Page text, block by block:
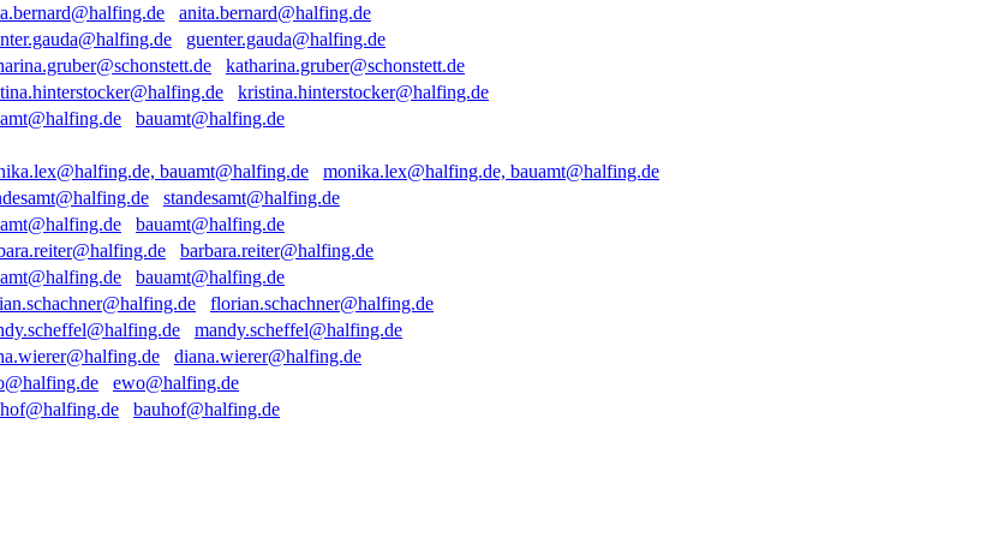
anita.bernard@halfing.de
guenter.gauda@halfing.de
katharina.gruber@schonstett.de
kristina.hinterstocker@halfing.de
bauamt@halfing.de
monika.lex@halfing.de, bauamt@halfing.de
standesamt@halfing.de
bauamt@halfing.de
barbara.reiter@halfing.de
bauamt@halfing.de
florian.schachner@halfing.de
mandy.scheffel@halfing.de
diana.wierer@halfing.de
ewo@halfing.de
bauhof@halfing.de